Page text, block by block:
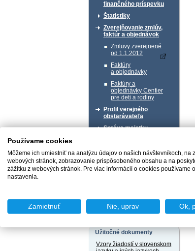
finančného príspevku
Štatistiky
Zverejňovanie zmlúv,
faktúr a objednávok
Zmluvy zverejnené
od 1.1.2012
Faktúry
a objednávky
Faktúry a
objednávky Centier
pre deti a rodiny
Profil verejného
obstarávateľa
Správa majetku
Chcem podať podnet
Užitočné dokumenty
Vzory žiadostí v slovenskom
Používame cookies
Môžeme ich umiestniť na analýzu údajov o našich návštevníkoch, na
webových stránok, zobrazovanie prispôsobeného obsahu a na
zážitku z webových stránok. Pre viac informácií o cookies používame
nastavenia.
Zamietnuť Nie, uprav Ok,